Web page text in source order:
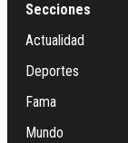
Secciones
Actualidad
Deportes
Fama
Mundo